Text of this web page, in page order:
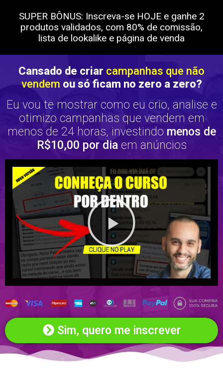
SUPER BÔNUS: Inscreva-se HOJE e ganhe 2
produtos validados, com 80% de comissão,
lista de lookalike e página de venda
Cansado de criar campanhas que não
vendem ou só ficam no zero a zero?
Eu vou te mostrar como eu crio, analise e
otimizo campanhas que vendem em
menos de 24 horas, investindo menos de
R$10,00 por diaem anúncios
Sim, quero me inscrever